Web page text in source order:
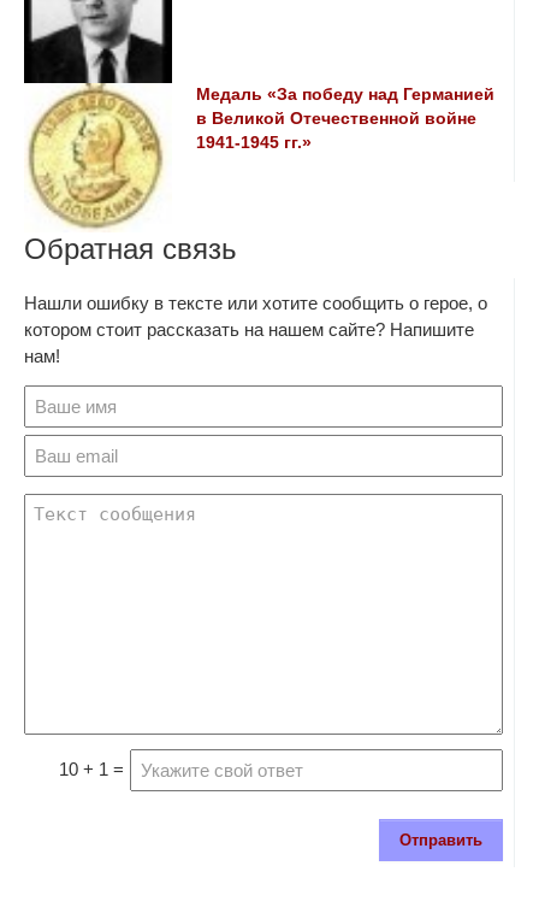
Медаль «За победу над Германией
в Великой Отечественной войне
1941-1945 гг.»
Обратная связь
Нашли ошибку в тексте или хотите сообщить о герое, о
котором стоит рассказать на нашем сайте? Напишите
нам!
10 + 1 =
Отправить